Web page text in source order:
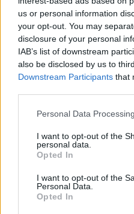
us or personal information
your opt-out. You may
disclosure of your personal
IAB’s list of downstream
also be disclosed by us to
Downstream Participants that
Please note that this website/
not limited to your visit or
grant or deny consent to
use your data for below
consent section.
Personal Data
I want to opt-out of the
personal data.
Opted In
I want to opt-out of the
Personal Data.
Opted In
részt vevő pártok (Magyar
LMP) a megüresedett listás
közleményüket a HVG.hu.
a hatpárti szövetség
mandátumot nem szerzett